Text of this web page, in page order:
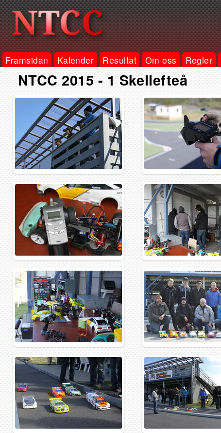
Framsidan Kalender Resultat Om oss Regler
NTCC 2015 - 1 Skellefteå